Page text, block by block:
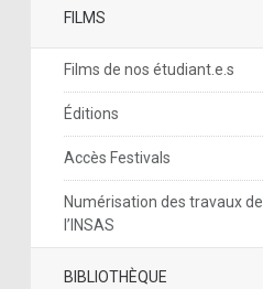
FILMS
Films de nos étudiant.e.s
Éditions
Accès Festivals
Numérisation des travaux de
l’INSAS
BIBLIOTHÈQUE